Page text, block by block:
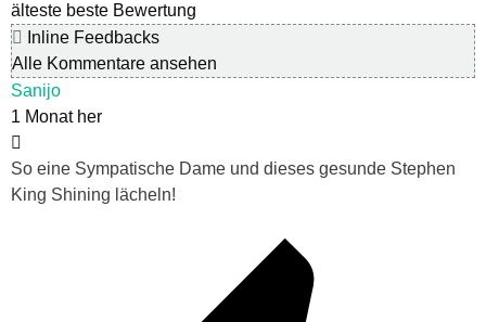
älteste beste Bewertung
Inline Feedbacks
Alle Kommentare ansehen
Sanijo
1 Monat her
So eine Sympatische Dame und dieses gesunde Stephen
King Shining lächeln!